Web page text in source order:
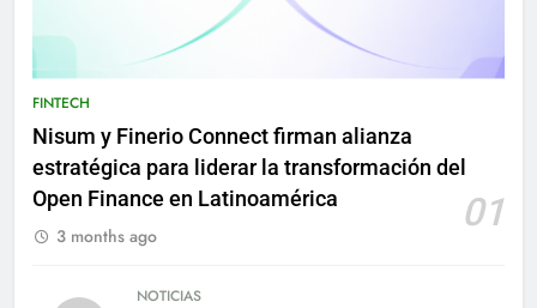
FINTECH
Nisum y Finerio Connect firman alianza
estratégica para liderar la transformación del
Open Finance en Latinoamérica
01
3 months ago
NOTICIAS